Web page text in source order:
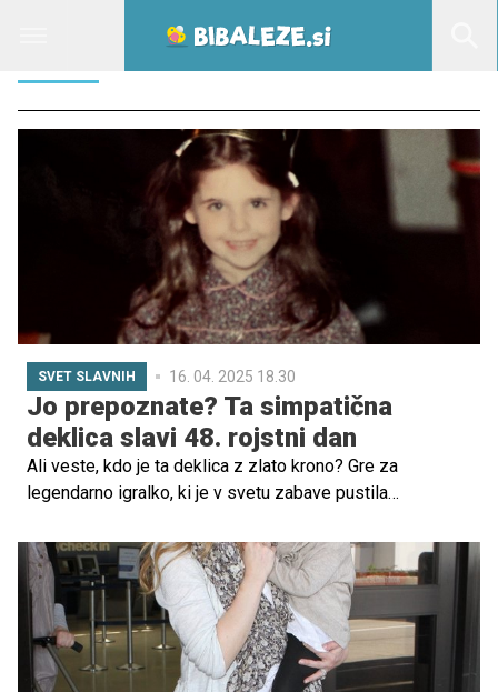
SVET SLAVNIH 16. 04. 2025 18.30
Jo prepoznate? Ta simpatična
deklica slavi 48. rojstni dan
Ali veste, kdo je ta deklica z zlato krono? Gre za
legendarno igralko, ki je v svetu zabave pustila
Buffy, izganjalka vampirjev, danes praznuje 48. rojstni dan.
Na svojih družbenih omrežjih je delila nostalgično otroško
fotografijo, ki je hitro postala priljubljena med njenimi
oboževalci.